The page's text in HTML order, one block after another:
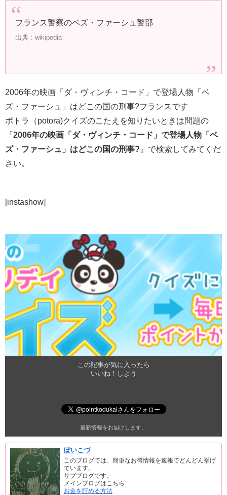
フランス警察のベズ・ファーシュ警部
出典：wikipedia
2006年の映画「ダ・ヴィンチ・コード」で登場人物「ベ
ズ・ファーシュ」はどこの国の刑事?フランスです
ポトラ（potora)クイズのこたえを知りたいときは問題の
『2006年の映画「ダ・ヴィンチ・コード」で登場人物「ベ
ズ・ファーシュ」はどこの国の刑事? 』で検索してみてくだ
さい。
[instashow]
この記事が気に入ったら
いいね！しよう
最新情報をお届けします。
ぽいこづ
このブログでは、簡単なお得情報を速報でどんどん挙げ
ています。
サブブログです。
メインブログはこちら
お金を貯める方法